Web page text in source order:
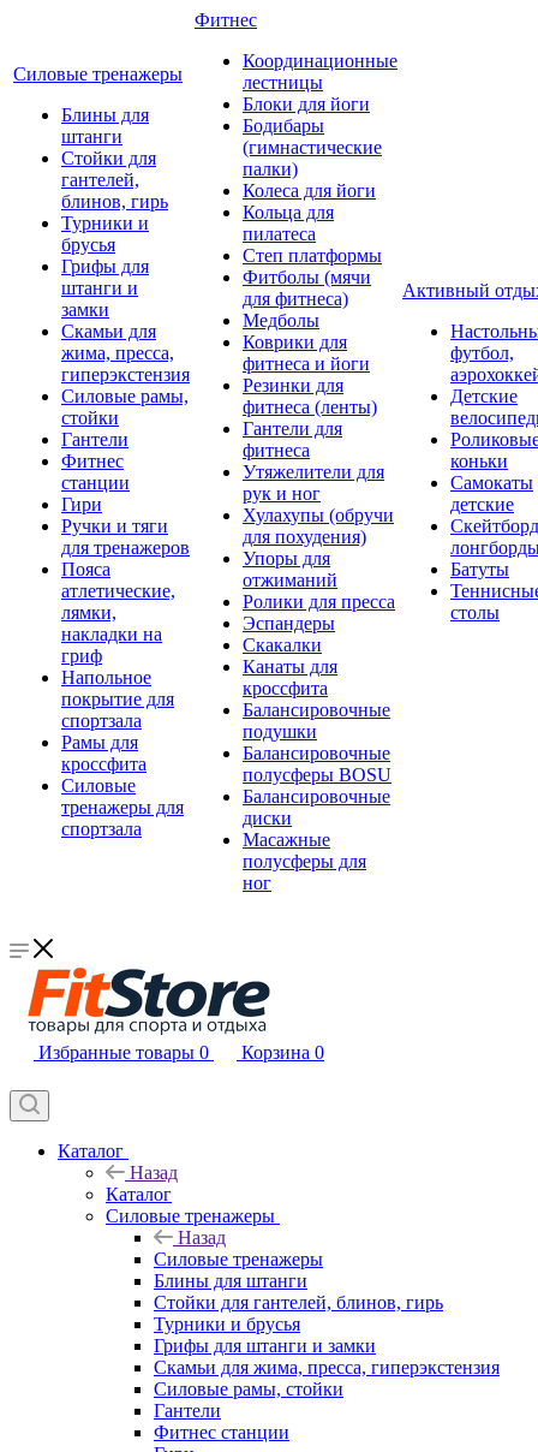
Силовые тренажеры
Блины для
штанги
Стойки для
гантелей,
блинов, гирь
Турники и
брусья
Грифы для
штанги и
замки
Скамьи для
жима, пресса,
гиперэкстензия
Силовые рамы,
стойки
Гантели
Фитнес
станции
Гири
Ручки и тяги
для тренажеров
Пояса
атлетические,
лямки,
накладки на
гриф
Напольное
покрытие для
спортзала
Рамы для
кроссфита
Силовые
тренажеры для
спортзала
Фитнес
Координационные
лестницы
Блоки для йоги
Бодибары
(гимнастические
палки)
Колеса для йоги
Кольца для
пилатеса
Степ платформы
Фитболы (мячи
для фитнеса)
Медболы
Коврики для
фитнеса и йоги
Резинки для
фитнеса (ленты)
Гантели для
фитнеса
Утяжелители для
рук и ног
Хулахупы (обручи
для похудения)
Упоры для
отжиманий
Ролики для пресса
Эспандеры
Скакалки
Канаты для
кроссфита
Балансировочные
подушки
Балансировочные
полусферы BOSU
Балансировочные
диски
Масажные
полусферы для
ног
Активный
футбол,
Детские
коньки
Самокаты
детские
Батуты
столы
Избранные товары 0 Корзина 0
Каталог
Назад
Каталог
Силовые тренажеры
Назад
Силовые тренажеры
Блины для штанги
Стойки для гантелей, блинов, гирь
Турники и брусья
Грифы для штанги и замки
Скамьи для жима, пресса, гиперэкстензия
Силовые рамы, стойки
Гантели
Фитнес станции